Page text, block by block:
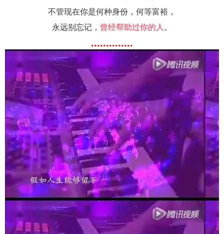
不管现在你是何种身份，何等富裕，
永远别忘记， 曾经帮助过你的人 。
..............